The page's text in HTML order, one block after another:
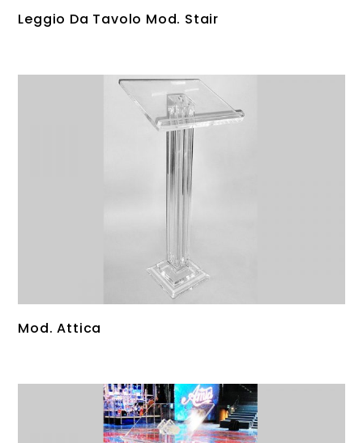
Leggio Da Tavolo Mod. Stair
Mod. Attica